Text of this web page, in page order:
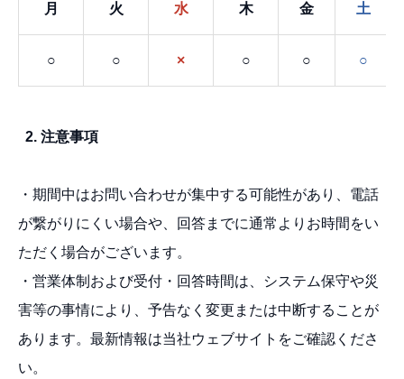
月 火 水 木 金 土
○ ○ × ○ ○ ○
2. 注意事項
・期間中はお問い合わせが集中する可能性があり、電話
が繋がりにくい場合や、回答までに通常よりお時間をい
ただく場合がございます。
・営業体制および受付・回答時間は、システム保守や災
害等の事情により、予告なく変更または中断することが
あります。最新情報は当社ウェブサイトをご確認くださ
い。